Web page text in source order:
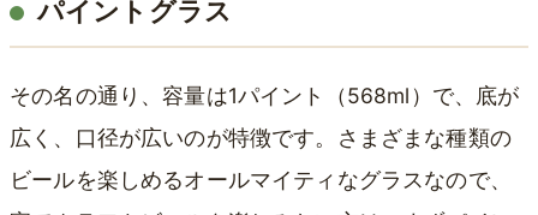
パイントグラス
その名の通り、容量は1パイント（568ml）で、底が
広く、口径が広いのが特徴です。さまざまな種類の
ビールを楽しめるオールマイティなグラスなので、